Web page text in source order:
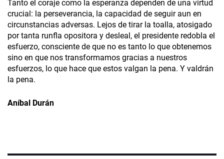
Tanto el coraje como la esperanza dependen de una virtud
crucial: la perseverancia, la capacidad de seguir aun en
circunstancias adversas. Lejos de tirar la toalla, atosigado
por tanta runfla opositora y desleal, el presidente redobla el
esfuerzo, consciente de que no es tanto lo que obtenemos
sino en que nos transformamos gracias a nuestros
esfuerzos, lo que hace que estos valgan la pena. Y valdrán
la pena.
Aníbal Durán